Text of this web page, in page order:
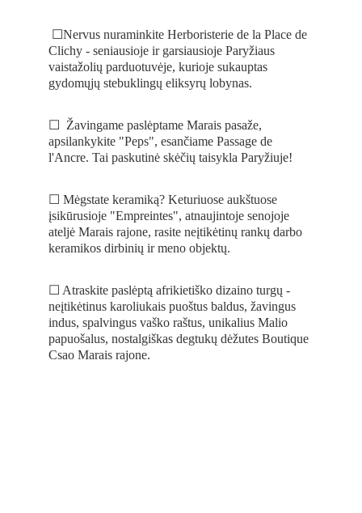
Clichy - seniausioje ir garsiausioje Paryžiaus
vaistažolių parduotuvėje, kurioje sukauptas
gydomųjų stebuklingų eliksyrų lobynas.
☐  Žavingame paslėptame Marais pasaže,
apsilankykite "Peps", esančiame Passage de
l'Ancre. Tai paskutinė skėčių taisykla Paryžiuje!
☐ Mėgstate keramiką? Keturiuose aukštuose
įsikūrusioje "Empreintes", atnaujintoje senojoje
ateljė Marais rajone, rasite neįtikėtinų rankų darbo
keramikos dirbinių ir meno objektų.
☐ Atraskite paslėptą afrikietiško dizaino turgų -
neįtikėtinus karoliukais puoštus baldus, žavingus
indus, spalvingus vaško raštus, unikalius Malio
papuošalus, nostalgiškas degtukų dėžutes Boutique
Csao Marais rajone.